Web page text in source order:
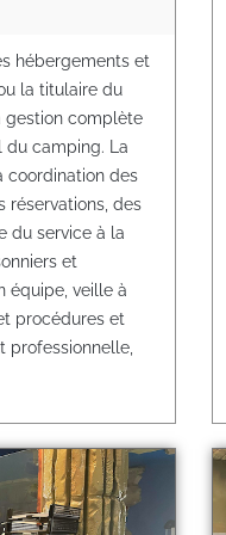
hébergements et
la titulaire du
gestion complète
du camping. La
coordination des
réservations, des
du service à la
et
équipe, veille à
procédures et
professionnelle,